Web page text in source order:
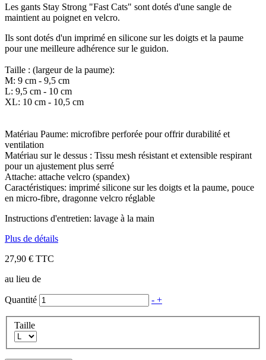
Les gants Stay Strong "Fast Cats" sont dotés d'une sangle de
maintient au poignet en velcro.
Ils sont dotés d'un imprimé en silicone sur les doigts et la paume
pour une meilleure adhérence sur le guidon.
Taille : (largeur de la paume):
M: 9 cm - 9,5 cm
L: 9,5 cm - 10 cm
XL: 10 cm - 10,5 cm
Matériau Paume: microfibre perforée pour offrir durabilité et
ventilation
Matériau sur le dessus : Tissu mesh résistant et extensible respirant
pour un ajustement plus serré
Attache: attache velcro (spandex)
Caractéristiques: imprimé silicone sur les doigts et la paume, pouce
en micro-fibre, dragonne velcro réglable
Instructions d'entretien: lavage à la main
Plus de détails
27,90 € TTC
au lieu de
Quantité - +
Taille